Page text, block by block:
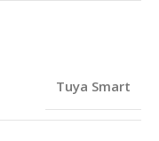
Tuya Smart